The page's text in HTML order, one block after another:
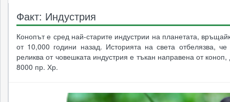
Факт: Индустрия
Конопът е сред най-старите индустрии на планетата,
от 10,000 години назад. Историята на света отбелязва, че
реликва от човешката индустрия е тъкан направена от
8000 пр. Хр.